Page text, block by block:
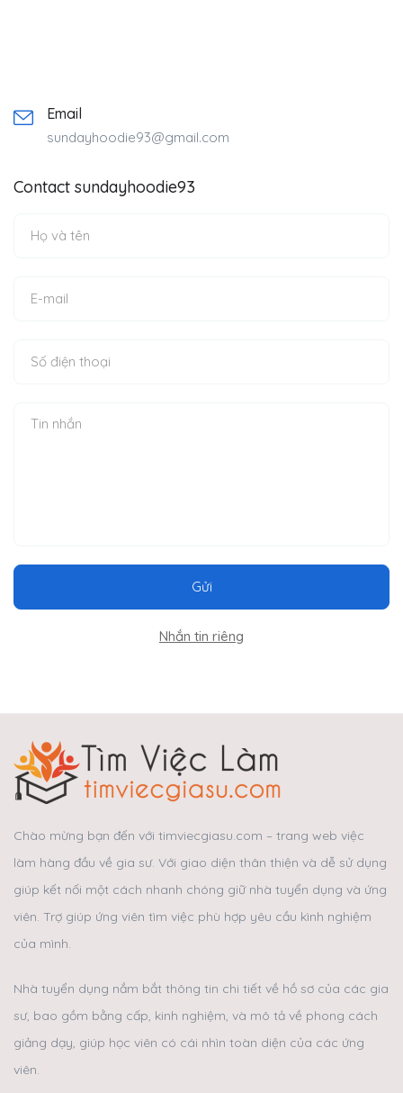
Email
sundayhoodie93@gmail.com
Contact sundayhoodie93
Gửi
Nhắn tin riêng
Chào mừng bạn đến với timviecgiasu.com – trang web việc
làm hàng đầu về gia sư. Với giao diện thân thiện và dễ sử dụng
giúp kết nối một cách nhanh chóng giữ nhà tuyển dụng và ứng
viên. Trợ giúp ứng viên tìm việc phù hợp yêu cầu kình nghiệm
của mình.
Nhà tuyển dụng nắm bắt thông tin chi tiết về hồ sơ của các gia
sư, bao gồm bằng cấp, kinh nghiệm, và mô tả về phong cách
giảng dạy, giúp học viên có cái nhìn toàn diện của các ứng
viên.